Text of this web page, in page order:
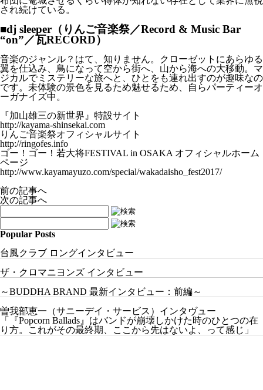
され続けている。
■dj sleeper（りんご音楽祭／Record & Music Bar
“on”／瓦RECORD）
音楽のジャンル？はて、知りません。クローゼットにあらゆる
翼を仕込み、鳥になって空から街へ、山から海への大移動。マ
ジカルでミステリーな旅へと、ひとをも連れ出すのが趣味なの
です。未体験の景色を見るため魅せるため、自らパーティーオ
ーガナイズ中。
『加山雄三の新世界』特設サイト
http://kayama-shinsekai.com
りんご音楽祭オフィシャルサイト
http://ringofes.info
ゴー！ゴー！若大将FESTIVAL in OSAKA オフィシャルホーム
ページ
http://www.kayamayuzo.com/special/wakadaisho_fest2017/
前の記事へ
次の記事へ
Popular Posts
台風クラブ ロングインタビュー
ザ・クロマニヨンズ インタビュー
～BUDDHA BRAND 最新インタビュー：前編～
曽我部恵一（サニーデイ・サービス）インタヴュー
「『Popcorn Ballads』はバンドが崩壊しかけた時のひとつの在
り方。これがその最終期、ここから先はないよ、って感じ」